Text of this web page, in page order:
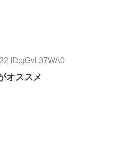
ID:qGvL37WA0
オススメ